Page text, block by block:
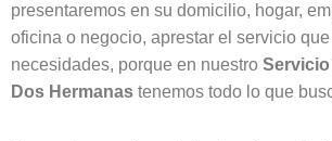
presentaremos en su domicilio, hogar,
oficina o negocio, aprestar el servicio
necesidades, porque en nuestro
Dos Hermanas tenemos todo lo que